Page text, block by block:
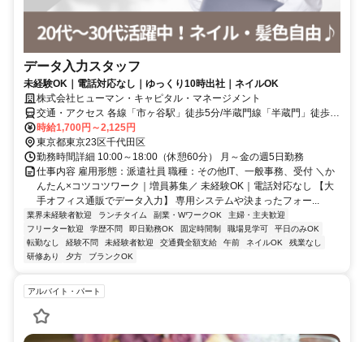
データ入力スタッフ
未経験OK｜電話対応なし｜ゆっくり10時出社｜ネイルOK
株式会社ヒューマン・キャピタル・マネージメント
交通・アクセス 各線「市ヶ谷駅」徒歩5分/半蔵門線「半蔵門」徒歩8
分/各線「九段下駅」徒歩10分
時給1,700円～2,125円
東京都東京23区千代田区
勤務時間詳細 10:00～18:00（休憩60分） 月～金の週5日勤務
仕事内容 雇用形態：派遣社員 職種：その他IT、一般事務、受付 ＼か
んたん×コツコツワーク｜増員募集／ 未経験OK｜電話対応なし 【大
手オフィス通販でデータ入力】 専用システムや決まったフォー...
業界未経験者歓迎 ランチタイム 副業・WワークOK
主婦・主夫歓迎
フリーター歓迎
学歴不問 即日勤務OK 固定時間制 職場見学可
平日のみOK
転勤なし
経験不問 未経験者歓迎 交通費全額支給 午前 ネイルOK
残業なし
研修あり
夕方 ブランクOK
アルバイト・パート